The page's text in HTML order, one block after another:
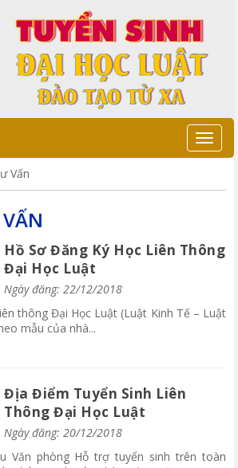
Vấn
Hồ Sơ Đăng Ký Học Liên Thông
Đại Học Luật
Ngày đăng: 22/12/2018
thông Đại Học Luật (Luật Kinh Tế – Luật
mẫu của nhà...
Địa Điểm Tuyển Sinh Liên
Thông Đại Học Luật
Ngày đăng: 20/12/2018
Văn phòng Hỗ trợ tuyển sinh trên toàn